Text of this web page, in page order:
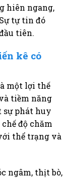
hiên ngang,
tự tin đó
tiên.
kê có
một lợi thế
tiềm năng
sự phát huy
độ chăm
thể trạng và
ngâm, thịt bò,